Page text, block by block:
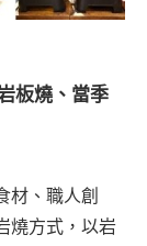
板燒、當季
材、職人創
燒方式，以岩